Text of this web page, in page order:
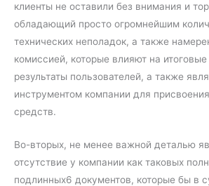
клиенты не оставили без внимания и
обладающий просто огромнейшим
технических неполадок, а также
комиссией, которые влияют на
результаты пользователей, а также
инструментом компании для
средств.
Во-вторых, не менее важной деталью
отсутствие у компании как таковых
подлинных6 документов, которые бы в